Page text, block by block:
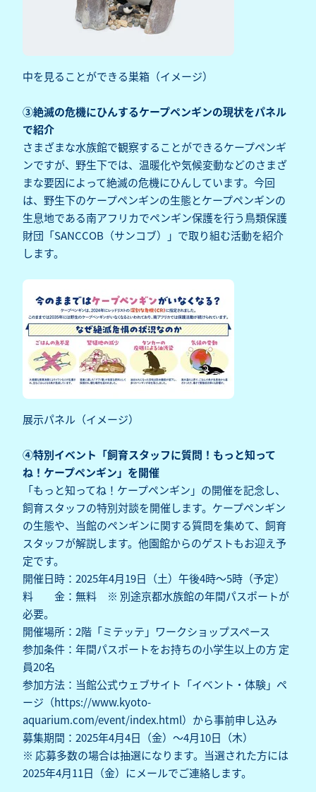
中を見ることができる巣箱（イメージ）
③絶滅の危機にひんするケープペンギンの現状をパネル
で紹介
さまざまな水族館で観察することができるケープペンギ
ンですが、野生下では、温暖化や気候変動などのさまざ
まな要因によって絶滅の危機にひんしています。今回
は、野生下のケープペンギンの生態とケープペンギンの
生息地である南アフリカでペンギン保護を行う鳥類保護
財団「SANCCOB（サンコブ）」で取り組む活動を紹介
します。
展示パネル（イメージ）
④特別イベント「飼育スタッフに質問！もっと知って
ね！ケープペンギン」を開催
「もっと知ってね！ケープペンギン」の開催を記念し、
飼育スタッフの特別対談を開催します。ケープペンギン
の生態や、当館のペンギンに関する質問を集めて、飼育
スタッフが解説します。他園館からのゲストもお迎え予
定です。
開催日時：2025年4月19日（土）午後4時～5時（予定）
料 金：無料 ※ 別途京都水族館の年間パスポートが
必要。
開催場所：2階「ミテッテ」ワークショップスペース
参加条件：年間パスポートをお持ちの小学生以上の方 定
員20名
参加方法：当館公式ウェブサイト「イベント・体験」ペ
ージ（https://www.kyoto-
aquarium.com/event/index.html）から事前申し込み
募集期間：2025年4月4日（金）～4月10日（木）
※ 応募多数の場合は抽選になります。当選された方には
2025年4月11日（金）にメールでご連絡します。